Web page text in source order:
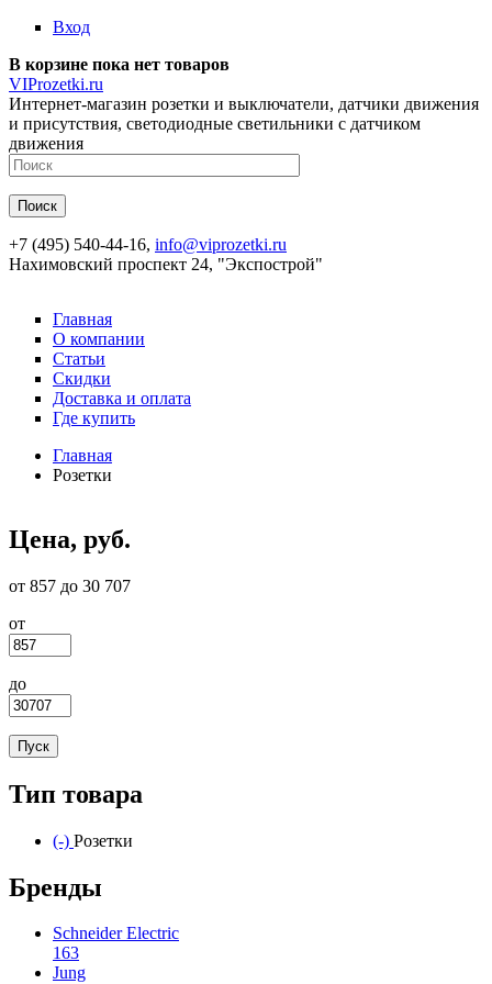
Перейти к основному содержанию
Вход
В корзине пока нет товаров
VIProzetki.ru
Интернет-магазин розетки и выключатели, датчики движения
и присутствия, светодиодные светильники с датчиком
движения
+7 (495) 540-44-16, info@viprozetki.ru
Нахимовский проспект 24, "Экспострой"
Главная
О компании
Статьи
Скидки
Доставка и оплата
Где купить
Главная
Розетки
Цена, руб.
от 857 до 30 707
от
до
Тип товара
(-) Remove Розетки filter
Розетки
Бренды
Schneider Electric
163
Apply Schneider Electric filter
Jung